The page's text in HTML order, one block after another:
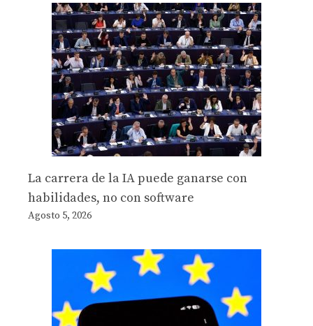
La carrera de la IA puede ganarse con
habilidades, no con software
Agosto 5, 2026